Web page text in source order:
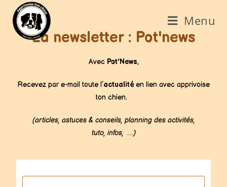
Menu
La newsletter : Pot'news
Avec Pot’News,
Recevez par e-mail toute l’actualitéen lien avec apprivoise
ton chien.
(articles, astuces & conseils, planning des activités,
tuto, infos, …)